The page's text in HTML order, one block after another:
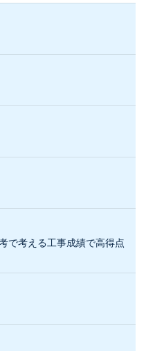
で考える工事成績で高得点